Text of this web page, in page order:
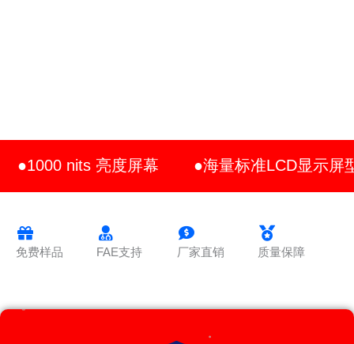
●1000 nits 亮度屏幕 ●海量标准LCD显示屏
免费样品 FAE支持 厂家直销 质量保障